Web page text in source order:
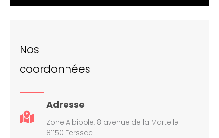
Nos
coordonnées
Adresse
Zone Albipole, 8 avenue de la Martelle
81150 Terssac